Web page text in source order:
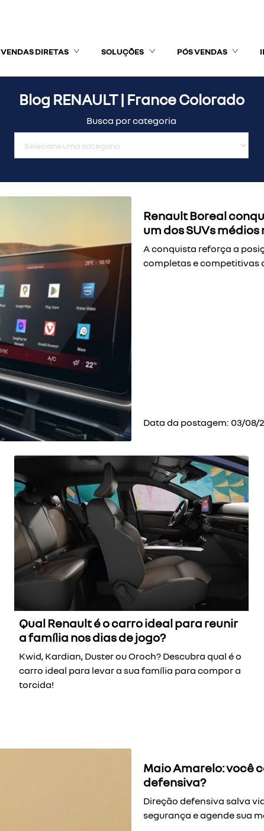
VENDAS DIRETAS SOLUÇÕES PÓS VENDAS
Blog RENAULT | France Colorado
Busca por categoria
Renault Boreal
um dos SUVs
A conquista reforça a
completas e competitivas
Data da postagem: 03/08/
Qual Renault é o carro ideal para reunir
a família nos dias de jogo?
Kwid, Kardian, Duster ou Oroch? Descubra qual é o
carro ideal para levar a sua família para compor a
torcida!
Maio Amarelo: você
defensiva?
Direção defensiva salva
segurança e agende sua